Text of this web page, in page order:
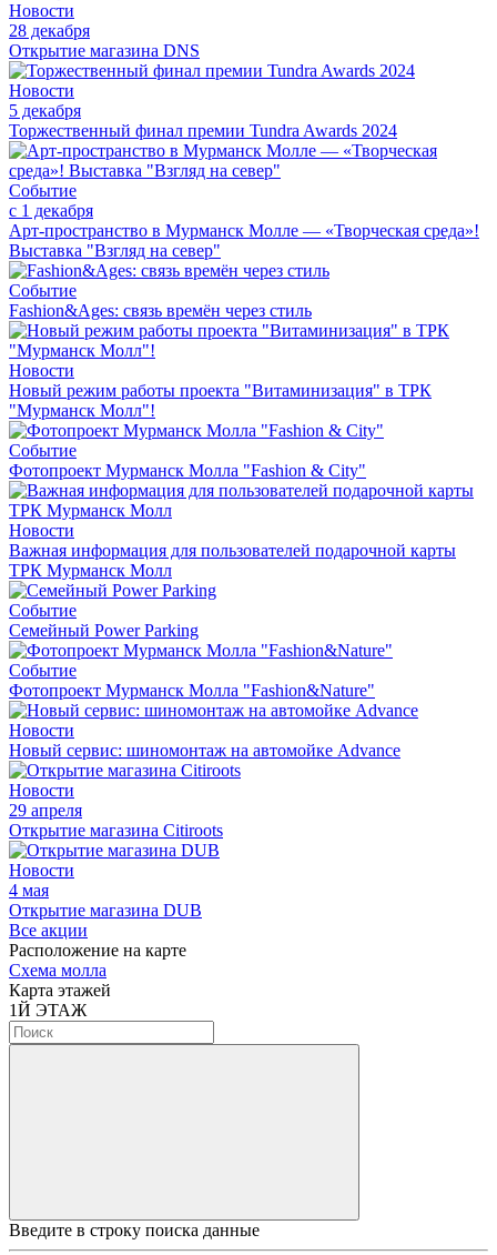
Новости
28 декабря
Открытие магазина DNS
Новости
5 декабря
Торжественный финал премии Tundra Awards 2024
Событие
с 1 декабря
Арт-пространство в Мурманск Молле — «Творческая среда»!
Выставка "Взгляд на север"
Событие
Fashion&Ages: cвязь времён через стиль
Новости
Новый режим работы проекта "Витаминизация" в ТРК
"Мурманск Молл"!
Событие
Фотопроект Мурманск Молла "Fashion & City"
Новости
Важная информация для пользователей подарочной карты
ТРК Мурманск Молл
Событие
Семейный Power Parking
Событие
Фотопроект Мурманск Молла "Fashion&Nature"
Новости
Новый сервис: шиномонтаж на автомойке Advance
Новости
29 апреля
Открытие магазина Citiroots
Новости
4 мая
Открытие магазина DUB
Все акции
Расположение на карте
Схема молла
Карта этажей
1Й ЭТАЖ
Введите в строку поиска данные